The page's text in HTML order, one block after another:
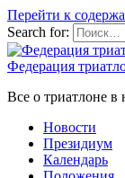
Перейти к
Search for:
Федерация
Все о триатлоне в
Новости
Президиум
Календарь